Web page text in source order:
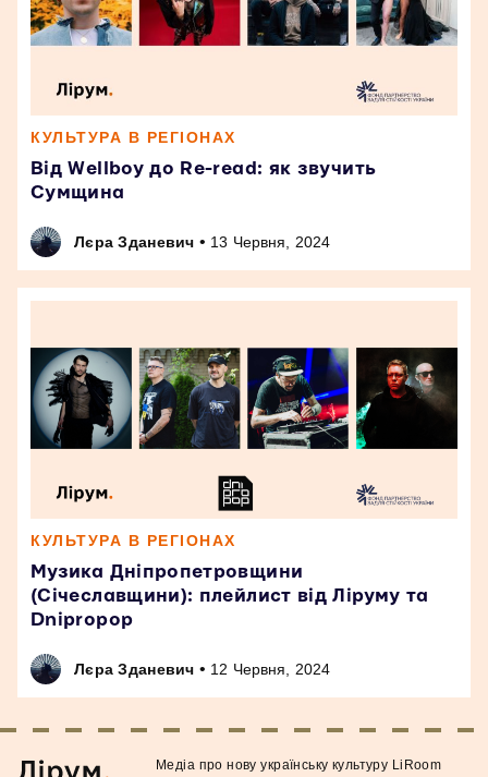
КУЛЬТУРА В РЕГІОНАХ
Від Wellboy до Re-read: як звучить
Сумщина
Лєра Зданевич • 13 Червня, 2024
КУЛЬТУРА В РЕГІОНАХ
Музика Дніпропетровщини
(Січеславщини): плейлист від Ліруму та
Dnipropop
Лєра Зданевич • 12 Червня, 2024
Медiа про нову українську культуру LiRoom